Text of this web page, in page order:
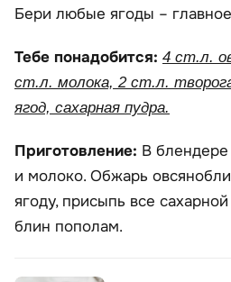
Бери любые ягоды –
Тебе понадобится: 4 ст.л.
ст.л. молока, 2 ст.л.
ягод, сахарная пудра.
Приготовление: В блендере
и молоко. Обжарь
ягоду, присыпь все
блин пополам.